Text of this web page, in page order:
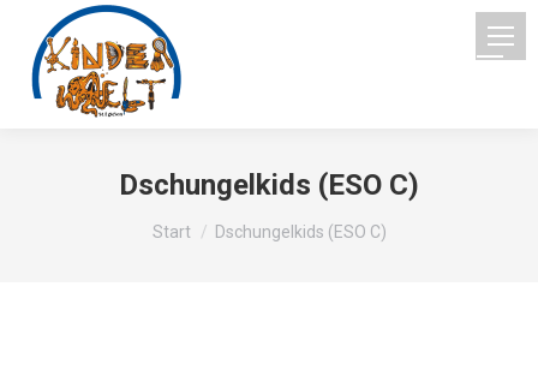
Dschungelkids (ESO C)
Sie befinden sich hier:
Start Dschungelkids (ESO C)